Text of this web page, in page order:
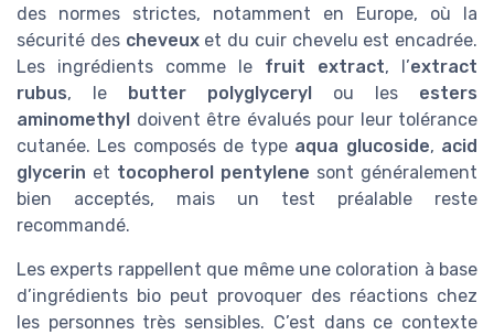
des normes strictes, notamment en Europe, où la
sécurité des cheveuxet du cuir chevelu est encadrée.
Les ingrédients comme le fruit extract, l’extract
rubus, le butter polyglyceryl ou les esters
aminomethyl doivent être évalués pour leur tolérance
cutanée. Les composés de type aqua glucoside, acid
glycerin et tocopherol pentylene sont généralement
bien acceptés, mais un test préalable reste
recommandé.
Les experts rappellent que même une coloration à base
d’ingrédients bio peut provoquer des réactions chez
les personnes très sensibles. C’est dans ce contexte